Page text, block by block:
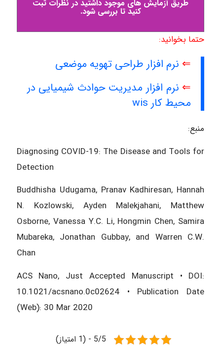
طریق آزمایش های موجود داشتید در نظرات ثبت
کنید تا بررسی شود.
حتما بخوانید:
⇐ نرم افزار طراحی تهویه موضعی
⇐ نرم افزار مدیریت حوادث شیمیایی در
محیط کار wis
منبع:
Diagnosing COVID-19: The Disease and Tools for
Detection
Buddhisha Udugama, Pranav Kadhiresan, Hannah
N. Kozlowski, Ayden Malekjahani, Matthew
Osborne, Vanessa Y.C. Li, Hongmin Chen, Samira
Mubareka, Jonathan Gubbay, and Warren C.W.
Chan
ACS Nano, Just Accepted Manuscript • DOI:
10.1021/acsnano.0c02624 • Publication Date
(Web): 30 Mar 2020
5/5 - (1 امتیاز)